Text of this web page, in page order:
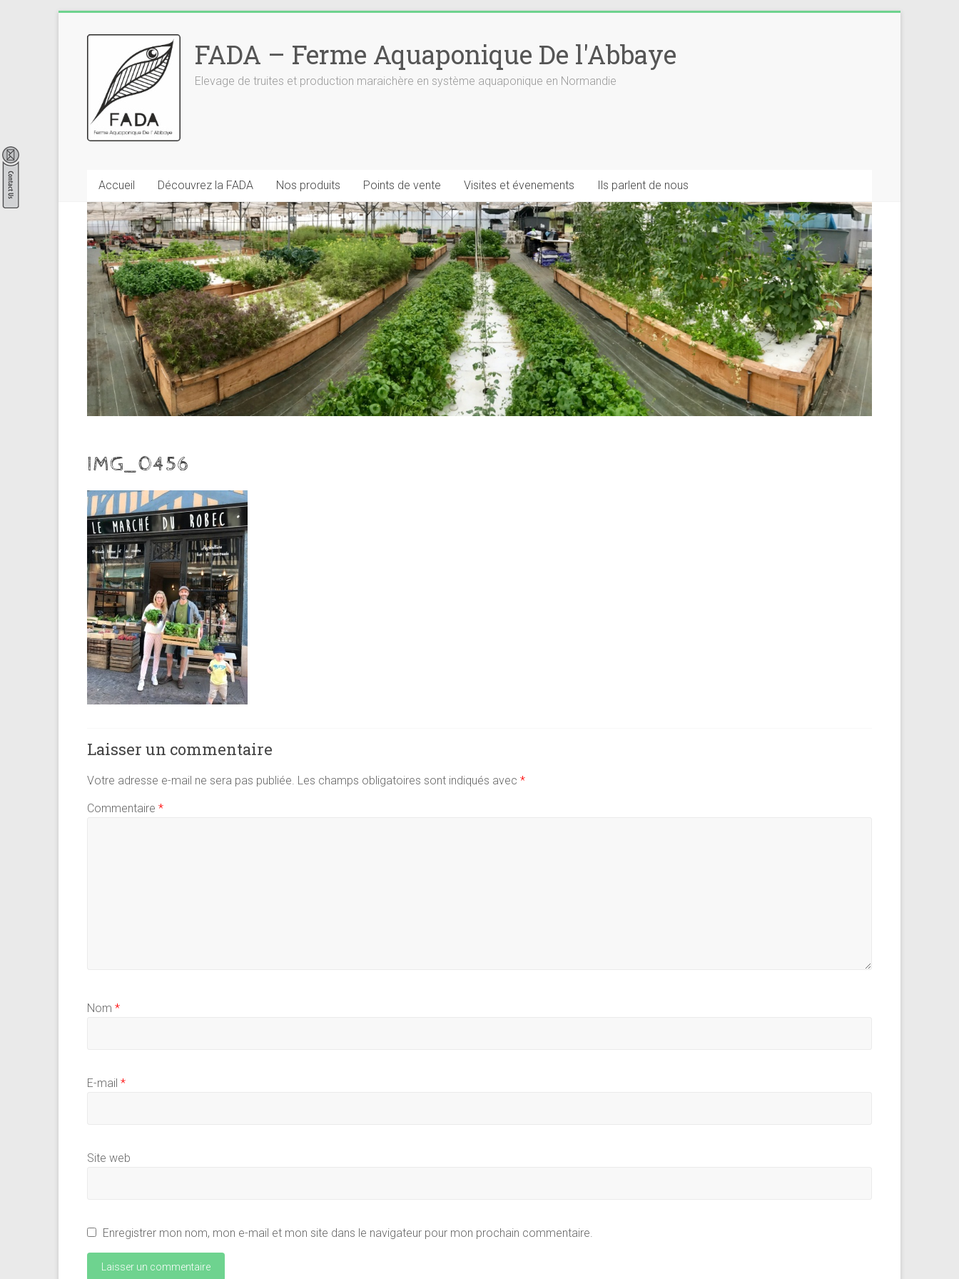
FADA – Ferme Aquaponique De l'Abbaye
Elevage de truites et production maraichère en système aquaponique en Normandie
Accueil Découvrez la FADA Nos produits Points de vente Visites et évenements Ils parlent de nous
IMG_0456
Laisser un commentaire
Votre adresse e-mail ne sera pas publiée. Les champs obligatoires sont indiqués avec *
Commentaire *
Nom *
E-mail *
Site web
Enregistrer mon nom, mon e-mail et mon site dans le navigateur pour mon prochain commentaire.